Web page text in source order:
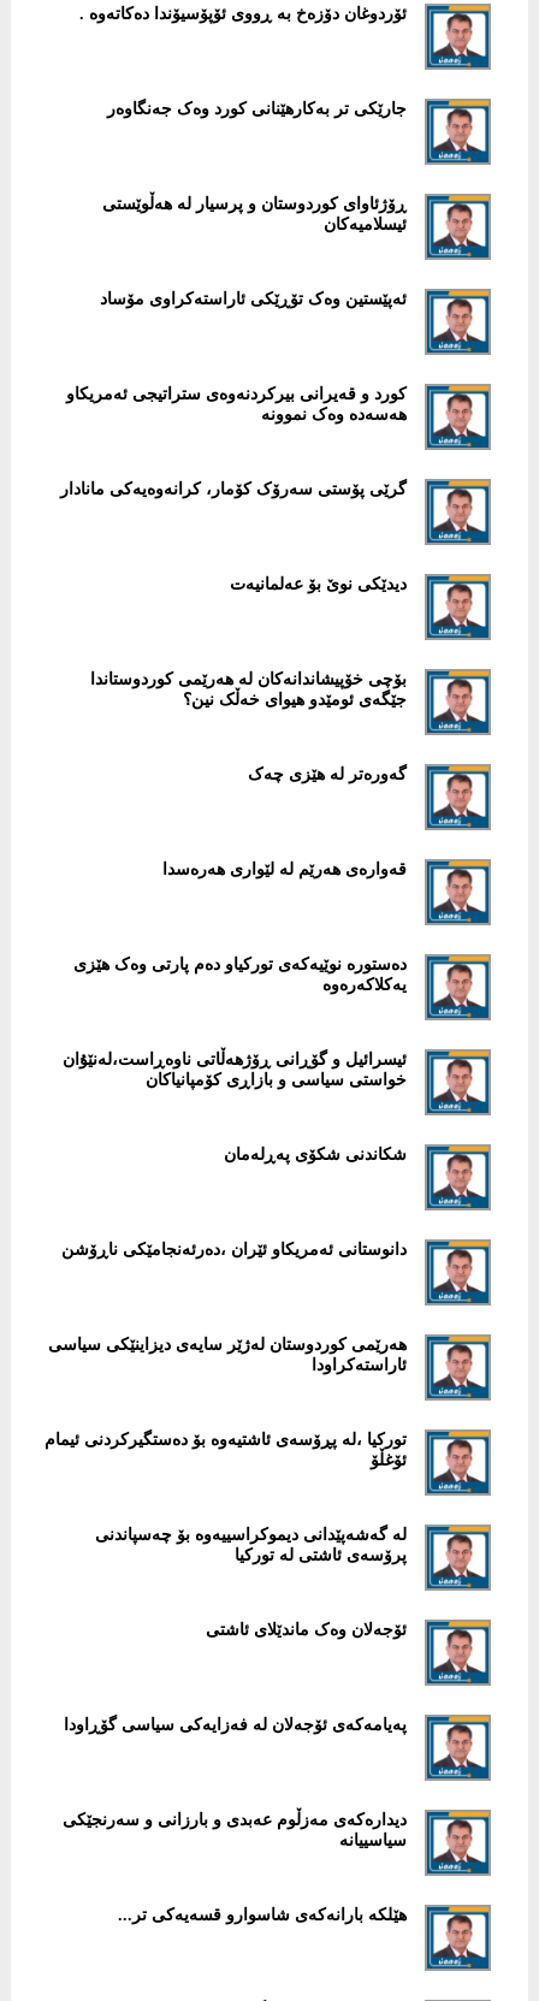
ئۆردوغان دۆزەخ بە ڕووی ئۆپۆسیۆندا دەکاتەوە .
جارێکی تر بەکارهێنانی کورد وەک جەنگاوەر
ڕۆژئاوای کوردوستان و پرسیار لە هەڵوێستی
ئیسلامیەکان
ئەپێستین وەک تۆڕێکی ئاراستەکراوی مۆساد
کورد و قەیرانی بیرکردنەوەی ستراتیجی ئەمریکاو
هەسەدە وەک نموونە
گرێی پۆستی سەرۆک کۆمار، کرانەوەیەکی مانادار
دیدێکی نوێ بۆ عەلمانیەت
بۆچی خۆپیشاندانەکان لە هەرێمی کوردوستاندا
جێگەی ئومێدو هیوای خەڵک نین؟
گەورەتر لە هێزی چەک
قەوارەی هەرێم لە لێواری هەرەسدا
دەستورە نوێیەکەی تورکیاو دەم پارتی وەک هێزی
یەکلاکەرەوە
ئیسرائیل و گۆڕانی ڕۆژهەڵاتی ناوەڕاست،لەنێۇان
خواستی سیاسی و بازاڕی کۆمپانیاکان
شکاندنی شکۆی پەڕلەمان
دانوستانی ئەمریکاو ئێران ،دەرئەنجامێکی ناڕۆشن
هەرێمی کوردوستان لەژێر سایەی دیزاینێکی سیاسی
ئاراستەکراودا
تورکیا ،لە پڕۆسەی ئاشتیەوە بۆ دەستگیرکردنی ئیمام
ئۆغڵۆ
لە گەشەپێدانی دیموکراسییەوە بۆ چەسپاندنی
پرۆسەی ئاشتی لە تورکیا
ئۆجەلان وەک ماندێلای ئاشتی
پەیامەکەی ئۆجەلان لە فەزایەکی سیاسی گۆڕاودا
دیدارەکەی مەزڵوم عەبدی و بارزانی و سەرنجێکی
سیاسییانە
هێلکە بارانەکەی شاسوارو قسەیەکی تر...